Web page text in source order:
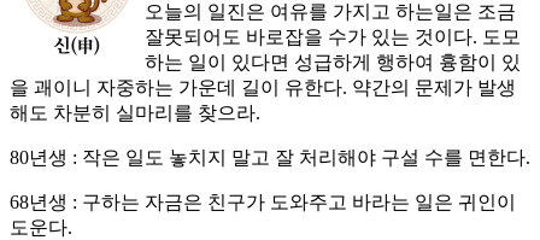
오늘의 일진은 여유를 가지고 하는일은 조금
잘못되어도 바로잡을 수가 있는 것이다. 도모
하는 일이 있다면 성급하게 행하여 흉함이 있
을 괘이니 자중하는 가운데 길이 유한다. 약간의 문제가 발생
해도 차분히 실마리를 찾으라.
80년생 : 작은 일도 놓치지 말고 잘 처리해야 구설 수를 면한다.
68년생 : 구하는 자금은 친구가 도와주고 바라는 일은 귀인이
도운다.